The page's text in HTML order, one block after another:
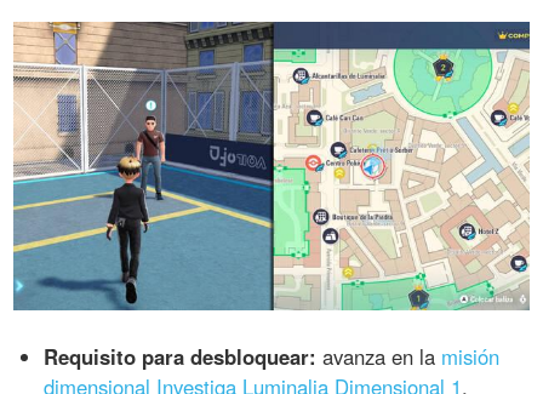
Requisito para desbloquear: avanza en la misión
dimensional Investiga Luminalia Dimensional 1.